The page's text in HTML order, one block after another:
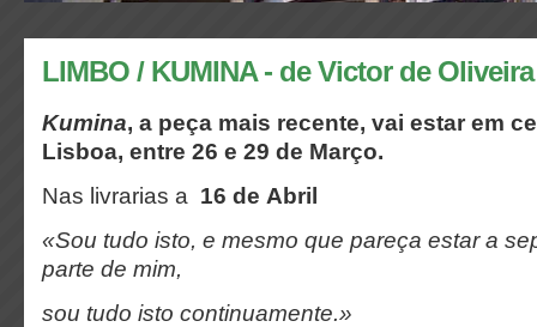
LIMBO / KUMINA - de Victor de Oliveira
Kumina, a peça mais recente, vai estar em
Lisboa, entre 26 e 29 de Março.
Nas livrarias a 16 de Abril
«Sou tudo isto, e mesmo que pareça estar a
parte de mim,
sou tudo isto continuamente.»